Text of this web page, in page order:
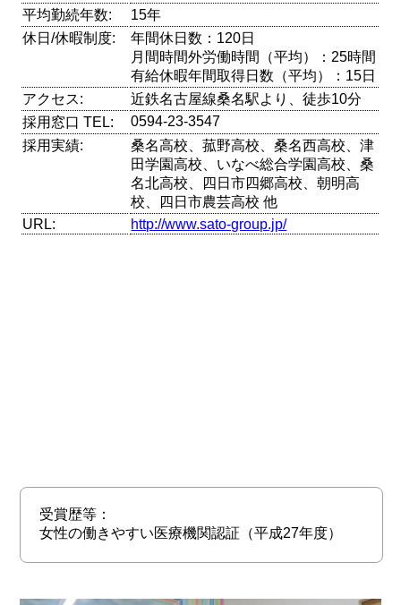
平均勤続年数:
15年
休日/休暇制度:
年間休日数：120日
月間時間外労働時間（平均）：25時間
有給休暇年間取得日数（平均）：15日
アクセス:
近鉄名古屋線桑名駅より、徒歩10分
採用窓口 TEL:
0594-23-3547
採用実績:
桑名高校、菰野高校、桑名西高校、津
田学園高校、いなべ総合学園高校、桑
名北高校、四日市四郷高校、朝明高
校、四日市農芸高校 他
URL:
http://www.sato-group.jp/
受賞歴等：
女性の働きやすい医療機関認証（平成27年度）